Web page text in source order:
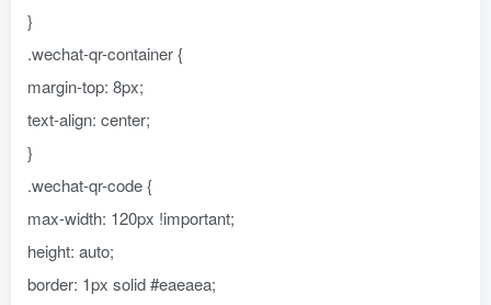
}
.wechat-qr-container {
margin-top: 8px;
text-align: center;
}
.wechat-qr-code {
max-width: 120px !important;
height: auto;
border: 1px solid #eaeaea;